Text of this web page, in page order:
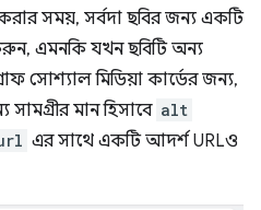
সময়, সর্বদা ছবির জন্য একটি
এমনকি যখন ছবিটি অন্য
সোশ্যাল মিডিয়া কার্ডের জন্য,
সামগ্রীর মান হিসাবে alt
এর সাথে একটি আদর্শ URLও